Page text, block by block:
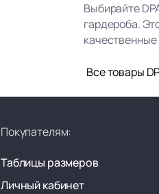
Выбирайте
гардероба.
Все товары
Покупателям:
Таблицы размеров
Личный кабинет